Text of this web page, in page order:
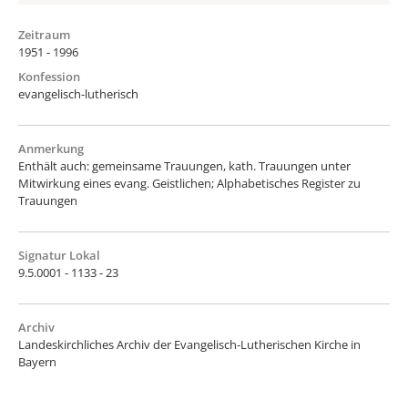
Zeitraum
1951 - 1996
Konfession
evangelisch-lutherisch
Anmerkung
Enthält auch: gemeinsame Trauungen, kath. Trauungen unter
Mitwirkung eines evang. Geistlichen; Alphabetisches Register zu
Trauungen
Signatur Lokal
9.5.0001 - 1133 - 23
Archiv
Landeskirchliches Archiv der Evangelisch-Lutherischen Kirche in
Bayern